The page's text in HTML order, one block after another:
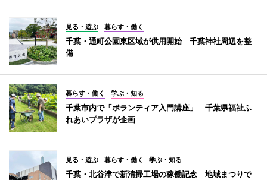
見る・遊ぶ 暮らす・働く
千葉・通町公園東区域が供用開始 千葉神社周辺を整
備
暮らす・働く 学ぶ・知る
千葉市内で「ボランティア入門講座」 千葉県福祉ふ
れあいプラザが企画
見る・遊ぶ 暮らす・働く 学ぶ・知る
千葉・北谷津で新清掃工場の稼働記念 地域まつりで